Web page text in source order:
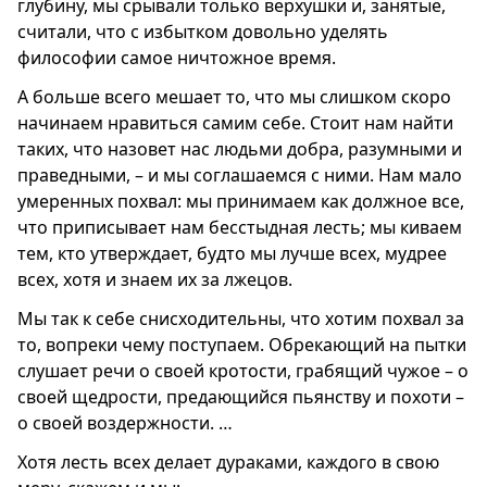
глубину, мы срывали только верхушки и, занятые,
считали, что с избытком довольно уделять
философии самое ничтожное время.
А больше всего мешает то, что мы слишком скоро
начинаем нравиться самим себе. Стоит нам найти
таких, что назовет нас людьми добра, разумными и
праведными, – и мы соглашаемся с ними. Нам мало
умеренных похвал: мы принимаем как должное все,
что приписывает нам бесстыдная лесть; мы киваем
тем, кто утверждает, будто мы лучше всех, мудрее
всех, хотя и знаем их за лжецов.
Мы так к себе снисходительны, что хотим похвал за
то, вопреки чему поступаем. Обрекающий на пытки
слушает речи о своей кротости, грабящий чужое – о
своей щедрости, предающийся пьянству и похоти –
о своей воздержности. …
Хотя лесть всех делает дураками, каждого в свою